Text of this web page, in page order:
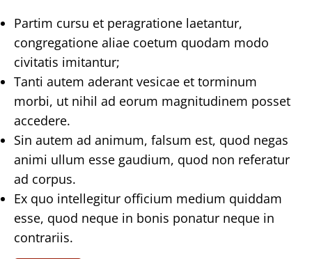
Partim cursu et peragratione laetantur,
congregatione aliae coetum quodam modo
civitatis imitantur;
Tanti autem aderant vesicae et torminum
morbi, ut nihil ad eorum magnitudinem posset
accedere.
Sin autem ad animum, falsum est, quod negas
animi ullum esse gaudium, quod non referatur
ad corpus.
Ex quo intellegitur officium medium quiddam
esse, quod neque in bonis ponatur neque in
contrariis.